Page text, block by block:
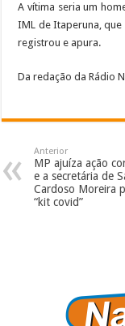
A vítima seria um
IML de Itaperuna, que
registrou e apura.
Da redação da Rádio
Anterior
MP ajuíza ação
e a secretária de
Cardoso Moreira
“kit covid”